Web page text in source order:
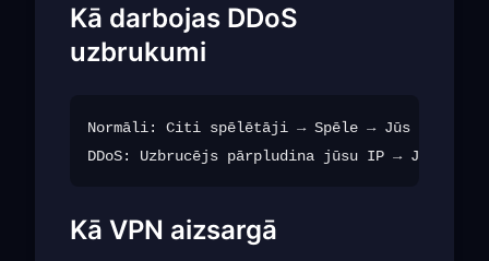
Kā darbojas DDoS
uzbrukumi
Normāli: Citi spēlētāji → Spēle → Jūs
Kā VPN aizsargā